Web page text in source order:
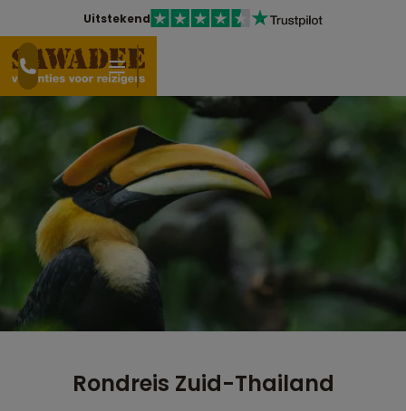
Uitstekend
Rondreis Zuid-Thailand